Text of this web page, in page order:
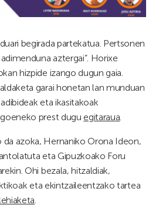
begirada partekatua. Pertsonen
aztergai”. Horixe
hizpide izango dugun gaia.
garai honetan lan munduan
eta ikasitakoak
prest dugu egitaraua
da azoka, Hernaniko Orona Ideon,
eta Gipuzkoako Foru
Ohi bezala, hitzaldiak,
eta ekintzaileentzako tartea